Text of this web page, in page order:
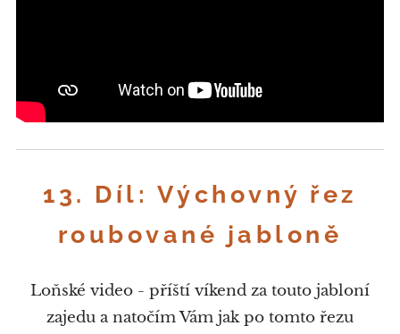
13. Díl: Výchovný řez
roubované jabloně
Loňské video - příští víkend za touto jabloní
zajedu a natočím Vám jak po tomto řezu